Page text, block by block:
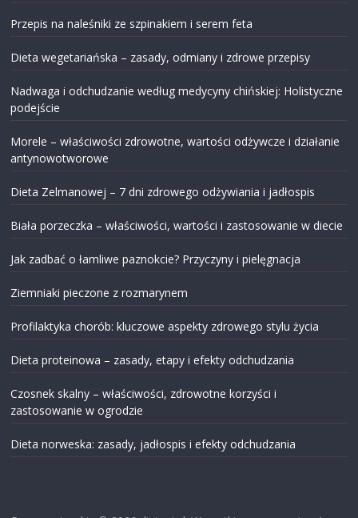
Przepis na naleśniki ze szpinakiem i serem feta
Dieta wegetariańska – zasady, odmiany i zdrowe przepisy
Nadwaga i odchudzanie według medycyny chińskiej: Holistyczne
podejście
Morele – właściwości zdrowotne, wartości odżywcze i działanie
antynowotworowe
Dieta Zelmanowej – 7 dni zdrowego odżywiania i jadłospis
Biała porzeczka – właściwości, wartości i zastosowanie w diecie
Jak zadbać o łamliwe paznokcie? Przyczyny i pielęgnacja
Ziemniaki pieczone z rozmarynem
Profilaktyka chorób: kluczowe aspekty zdrowego stylu życia
Dieta proteinowa – zasady, etapy i efekty odchudzania
Czosnek skalny – właściwości, zdrowotne korzyści i
zastosowanie w ogrodzie
Dieta norweska: zasady, jadłospis i efekty odchudzania